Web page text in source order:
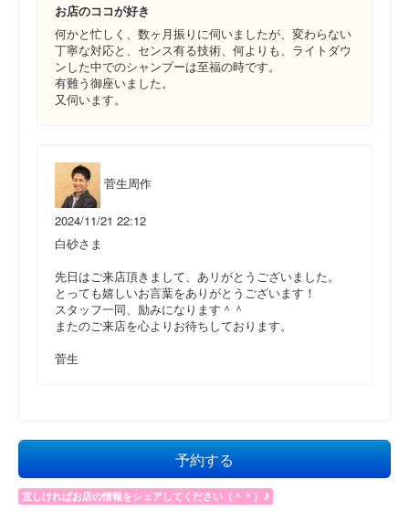
お店のココが好き
何かと忙しく、数ヶ月振りに伺いましたが、変わらない
丁寧な対応と、センス有る技術、何よりも、ライトダウ
ンした中でのシャンプーは至福の時です。
有難う御座いました。
又伺います。
菅生周作
2024/11/21 22:12
白砂さま
先日はご来店頂きまして、あリがとうございました。
とっても嬉しいお言葉をありがとうございます！
スタッフ一同、励みになります＾＾
またのご来店を心よりお待ちしております。
菅生
予約する
宜しければお店の情報をシェアしてください（＾＾）♪